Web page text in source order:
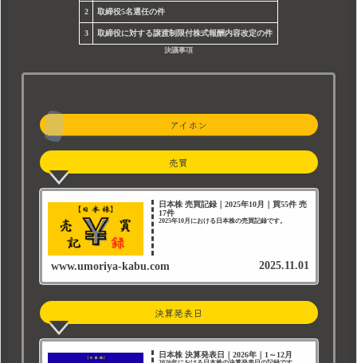
2 取締役5名選任の件
3 取締役に対する譲渡制限付株式報酬内容改定の件
決議事項
アイホン
売買
日本株 売買記録｜2025年10月｜買55件 売
17件
2025年10月における日本株の売買記録です。
www.umoriya-kabu.com 2025.11.01
決算発表日
日本株 決算発表日｜2026年｜1～12月